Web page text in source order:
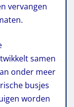
vervangen
samen
onder meer
busjes
worden